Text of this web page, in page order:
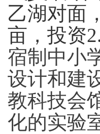
乙湖对面
亩，投资
宿制 中小
设计和建
教科技会
化的实验